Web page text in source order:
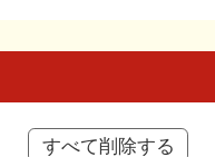
すべて削除する